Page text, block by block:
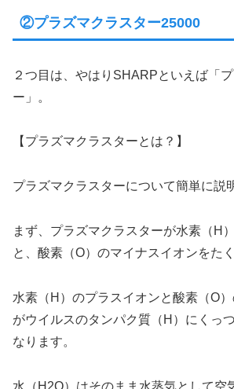
②プラズマクラスター25000
２つ目は、やはりSHARPといえば「
ー」。
【プラズマクラスターとは？】
プラズマクラスターについて簡単に説
まず、プラズマクラスターが水素（H
と、酸素（O）のマイナスイオンをた
水素（H）のプラスイオンと酸素（O
がウイルスのタンパク質（H）にくっ
なります。
水（H2O）はそのまま水蒸気として空